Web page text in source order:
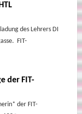
des Lehrers DI
FIT-
der FIT-
der FIT-